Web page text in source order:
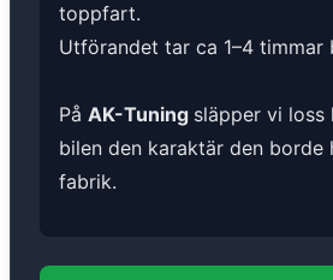
toppfart.
Utförandet tar ca 1–4 timmar
På AK-Tuning släpper vi
bilen den karaktär den borde
fabrik.